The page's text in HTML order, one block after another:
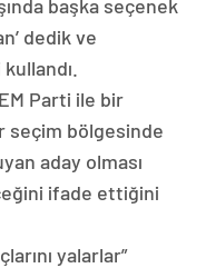
başka seçenek
dedik ve
Parti ile bir
seçim bölgesinde
aday olması
ifade ettiğini
yalarlar”